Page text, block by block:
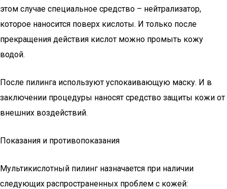
этом случае специальное средство – нейтрализатор,
которое наносится поверх кислоты. И только после
прекращения действия кислот можно промыть кожу
водой.
После пилинга используют успокаивающую маску. И в
заключении процедуры наносят средство защиты кожи от
внешних воздействий.
Показания и противопоказания
Мультикислотный пилинг назначается при наличии
следующих распространенных проблем с кожей: